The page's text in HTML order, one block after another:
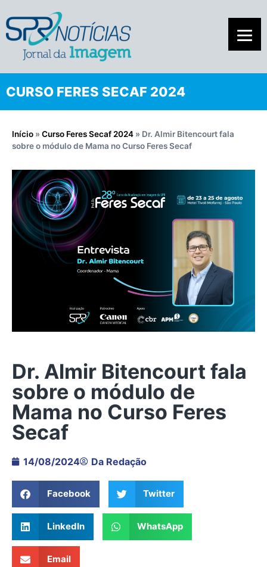
CURSO FERES SECAF 2024
Início » Curso Feres Secaf 2024 » Dr. Almir Bitencourt fala
sobre o módulo de Mama no Curso Feres Secaf
Dr. Almir Bitencourt fala
sobre o módulo de
Mama no Curso Feres
Secaf
14/08/2024 Da Redação
Facebook Twitter
LinkedIn WhatsApp
Email